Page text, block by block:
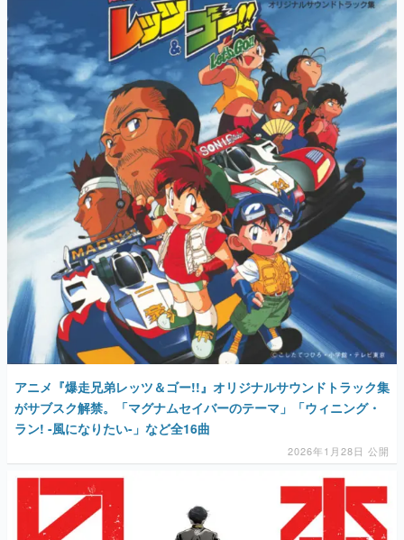
アニメ『爆走兄弟レッツ＆ゴー!!』オリジナルサウンドトラック集
がサブスク解禁。「マグナムセイバーのテーマ」「ウィニング・
ラン! -風になりたい-」など全16曲
2026年1月28日 公開